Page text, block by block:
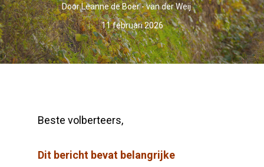
DoorLeanne de Boer - van der Weij
11 februari 2026
Beste volberteers,
Dit bericht bevat belangrijke